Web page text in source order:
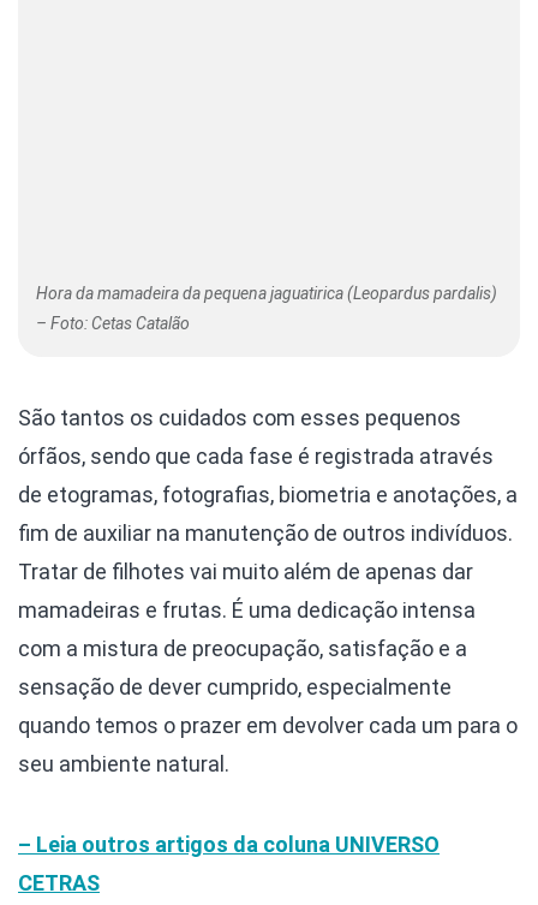
Hora da mamadeira da pequena jaguatirica (Leopardus pardalis)
– Foto: Cetas Catalão
São tantos os cuidados com esses pequenos
órfãos, sendo que cada fase é registrada através
de etogramas, fotografias, biometria e anotações, a
fim de auxiliar na manutenção de outros indivíduos.
Tratar de filhotes vai muito além de apenas dar
mamadeiras e frutas. É uma dedicação intensa
com a mistura de preocupação, satisfação e a
sensação de dever cumprido, especialmente
quando temos o prazer em devolver cada um para o
seu ambiente natural.
– Leia outros artigos da coluna UNIVERSO
CETRAS